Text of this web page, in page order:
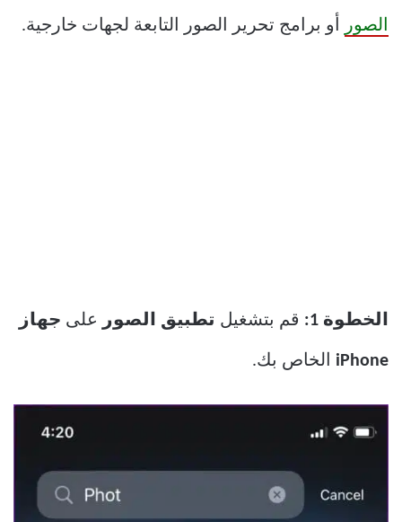
الصور أو برامج تحرير الصور التابعة لجهات خارجية.
الخطوة 1: قم بتشغيل تطبيق الصور على جهاز
iPhone الخاص بك.